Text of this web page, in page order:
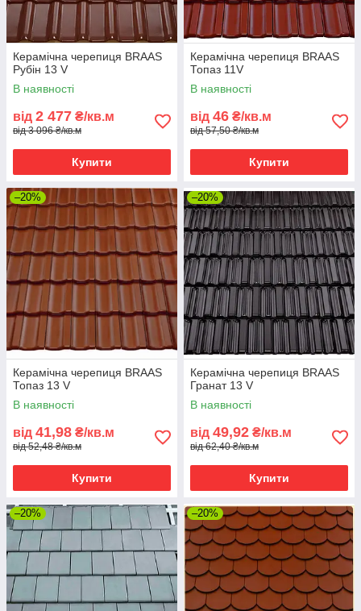
Керамічна черепиця BRAAS
Рубін 13 V
В наявності
від 2 477 ₴/кв.м
від 3 096 ₴/кв.м
Купити
Керамічна черепиця BRAAS
Топаз 11V
В наявності
від 46 ₴/кв.м
від 57,50 ₴/кв.м
Купити
–20%
Керамічна черепиця BRAAS
Топаз 13 V
В наявності
від 41,98 ₴/кв.м
від 52,48 ₴/кв.м
Купити
–20%
Керамічна черепиця BRAAS
Гранат 13 V
В наявності
від 49,92 ₴/кв.м
від 62,40 ₴/кв.м
Купити
–20% –20%